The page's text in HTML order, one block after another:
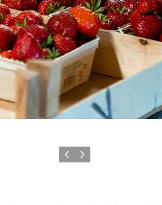
ForrigeNæste